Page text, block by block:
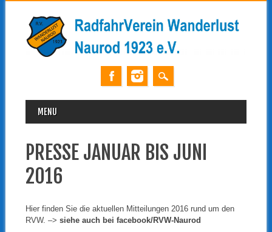
MAIN MENU
MENU
PRESSE JANUAR BIS JUNI
2016
Hier finden Sie die aktuellen Mitteilungen 2016 rund um den
RVW. –> siehe auch bei facebook/RVW-Naurod